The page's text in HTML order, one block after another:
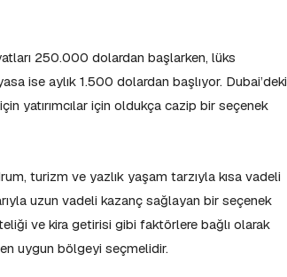
250.000 dolardan başlarken, lüks
ise aylık 1.500 dolardan başlıyor. Dubai’deki
yatırımcılar için oldukça cazip bir seçenek
turizm ve yazlık yaşam tarzıyla kısa vadeli
uzun vadeli kazanç sağlayan bir seçenek
ve kira getirisi gibi faktörlere bağlı olarak
uygun bölgeyi seçmelidir.